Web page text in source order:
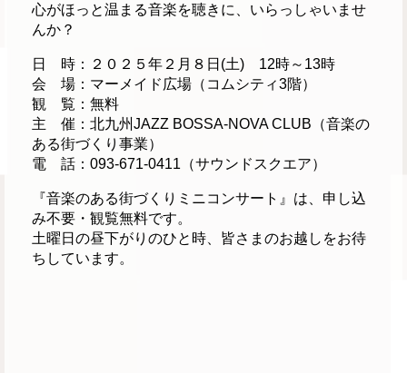
心がほっと温まる音楽を聴きに、いらっしゃいませ
んか？
日 時：２０２５年２月８日(土) 12時～13時
会 場：マーメイド広場（コムシティ3階）
観 覧：無料
主 催：北九州JAZZ BOSSA-NOVA CLUB（音楽の
ある街づくり事業）
電 話：093-671-0411（サウンドスクエア）
『音楽のある街づくりミニコンサート』は、申し込
み不要・観覧無料です。
土曜日の昼下がりのひと時、皆さまのお越しをお待
ちしています。